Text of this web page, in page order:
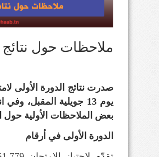
ملاحظات حول نتائج
صدرت نتائج الدورة الأولى
يوم 13 جويلية
بعض الملاحظات الأولية حول
الدورة الأولى في أرقام